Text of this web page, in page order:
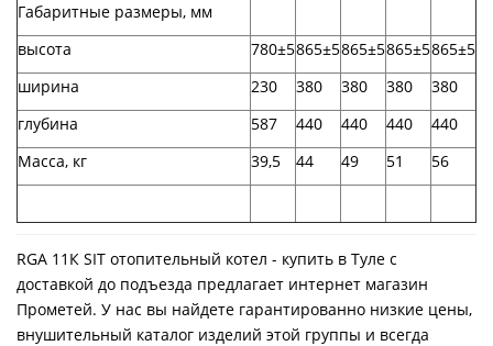
Габаритные размеры, мм
высота
780±5865±5865±5865±5865±5
ширина
230 380 380 380
380
глубина
587 440 440 440
440
Масса, кг
39,5 44 49 51 56
RGA 11К SIT отопительный котел - купить в Туле с
доставкой до подъезда предлагает интернет магазин
Прометей. У нас вы найдете гарантированно низкие цены,
внушительный каталог изделий этой группы и всегда